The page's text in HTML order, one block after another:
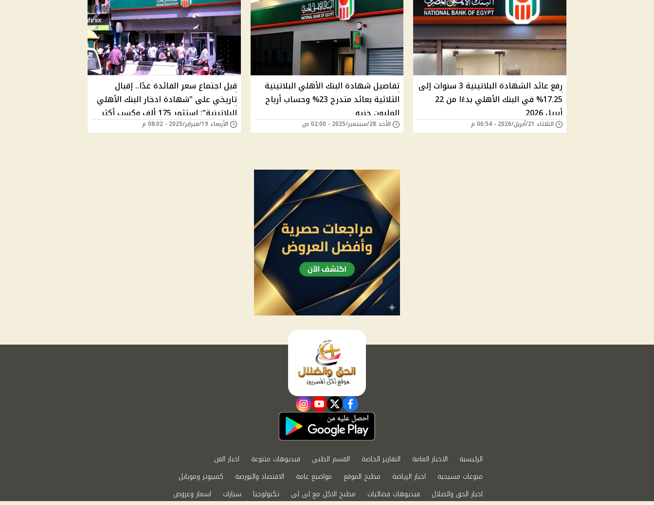
رفع عائد الشهادة البلاتينية 3 سنوات إلى
17.25% في البنك الأهلي بدءًا من 22
أبريل 2026
الثلاثاء 21/أبريل/2026 - 06:54 م
تفاصيل شهادة البنك الأهلي البلاتينية
الثلاثية بعائد متدرج 23% وحساب أرباح
المليون جنيه
الأحد 28/سبتمبر/2025 - 02:00 ص
قبل اجتماع سعر الفائدة غدًا.. إقبال
تاريخي على "شهادة ادخار البنك الأهلي
البلاتينية": استثمر 175 ألف وكسب أكثر
من 131 ألف جنيه | "هتعملها إزاي"؟الأربعاء 19/فبراير/2025 - 08:02 م
facebook
twitter
youtube
instagram
الرئيسية الاخبار العامة التقارير الخاصة القسم الطبي فيديوهات متنوعة
اخبار الفن
منوعات مسيحية
اخبار الرياضة مطبخ الموقع مواضيع عامة الاقتصاد والبورصة
كمبيوتر وموبايل
اخبار الحق والضلال
فيديوهات فضائيات مطبخ الاكل مع لى لى تكنولوجيا سيارات اسعار وعروض